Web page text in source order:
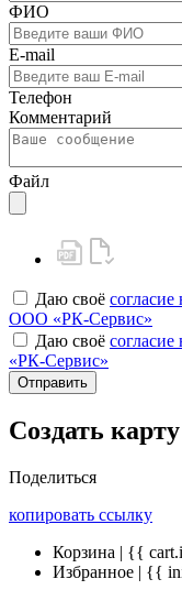
ФИО
E-mail
Телефон
Комментарий
Файл
Даю своё
ООО «РК-Сервис»
Даю своё
«РК-Сервис»
Отправить
Создать
Поделиться
копировать ссылку
Корзина | {{
Избранное | {{